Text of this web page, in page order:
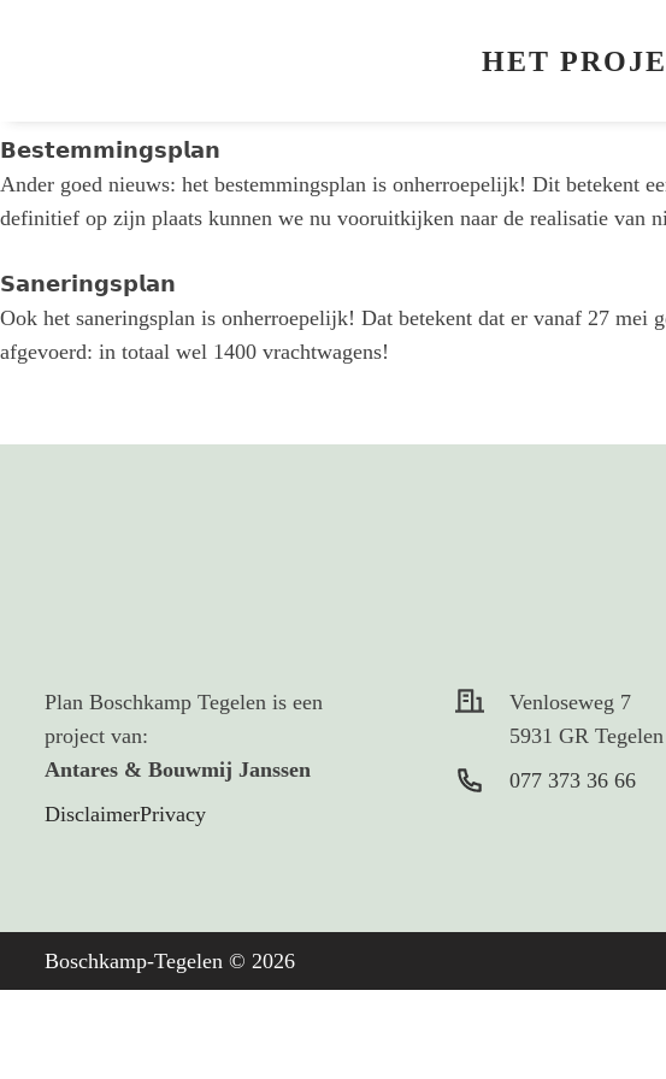
HET
Daarnaast hebben de partijen afspraken gemaakt over de woningen die
𝗕𝗲𝘀𝘁𝗲𝗺𝗺𝗶𝗻𝗴𝘀𝗽𝗹𝗮𝗻
Ander goed nieuws: het bestemmingsplan is onherroepelijk! Dit betekent
definitief op zijn plaats kunnen we nu vooruitkijken naar de realisatie van
𝗦𝗮𝗻𝗲𝗿𝗶𝗻𝗴𝘀𝗽𝗹𝗮𝗻
Ook het saneringsplan is onherroepelijk! Dat betekent dat er vanaf 27 mei
afgevoerd: in totaal wel 1400 vrachtwagens!
Plan Boschkamp Tegelen is een
project van:
Antares & Bouwmij Janssen
DisclaimerPrivacy
Venloseweg 7
5931 GR Tegelen
077 373 36 66
Boschkamp-Tegelen © 2026